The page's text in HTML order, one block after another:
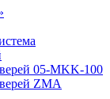
05-MKK-100
ZMA